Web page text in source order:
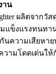
าน
ผลิตจากวั
แข็งแรงทนท
นความเสียหา
วามโดดเด่นให้